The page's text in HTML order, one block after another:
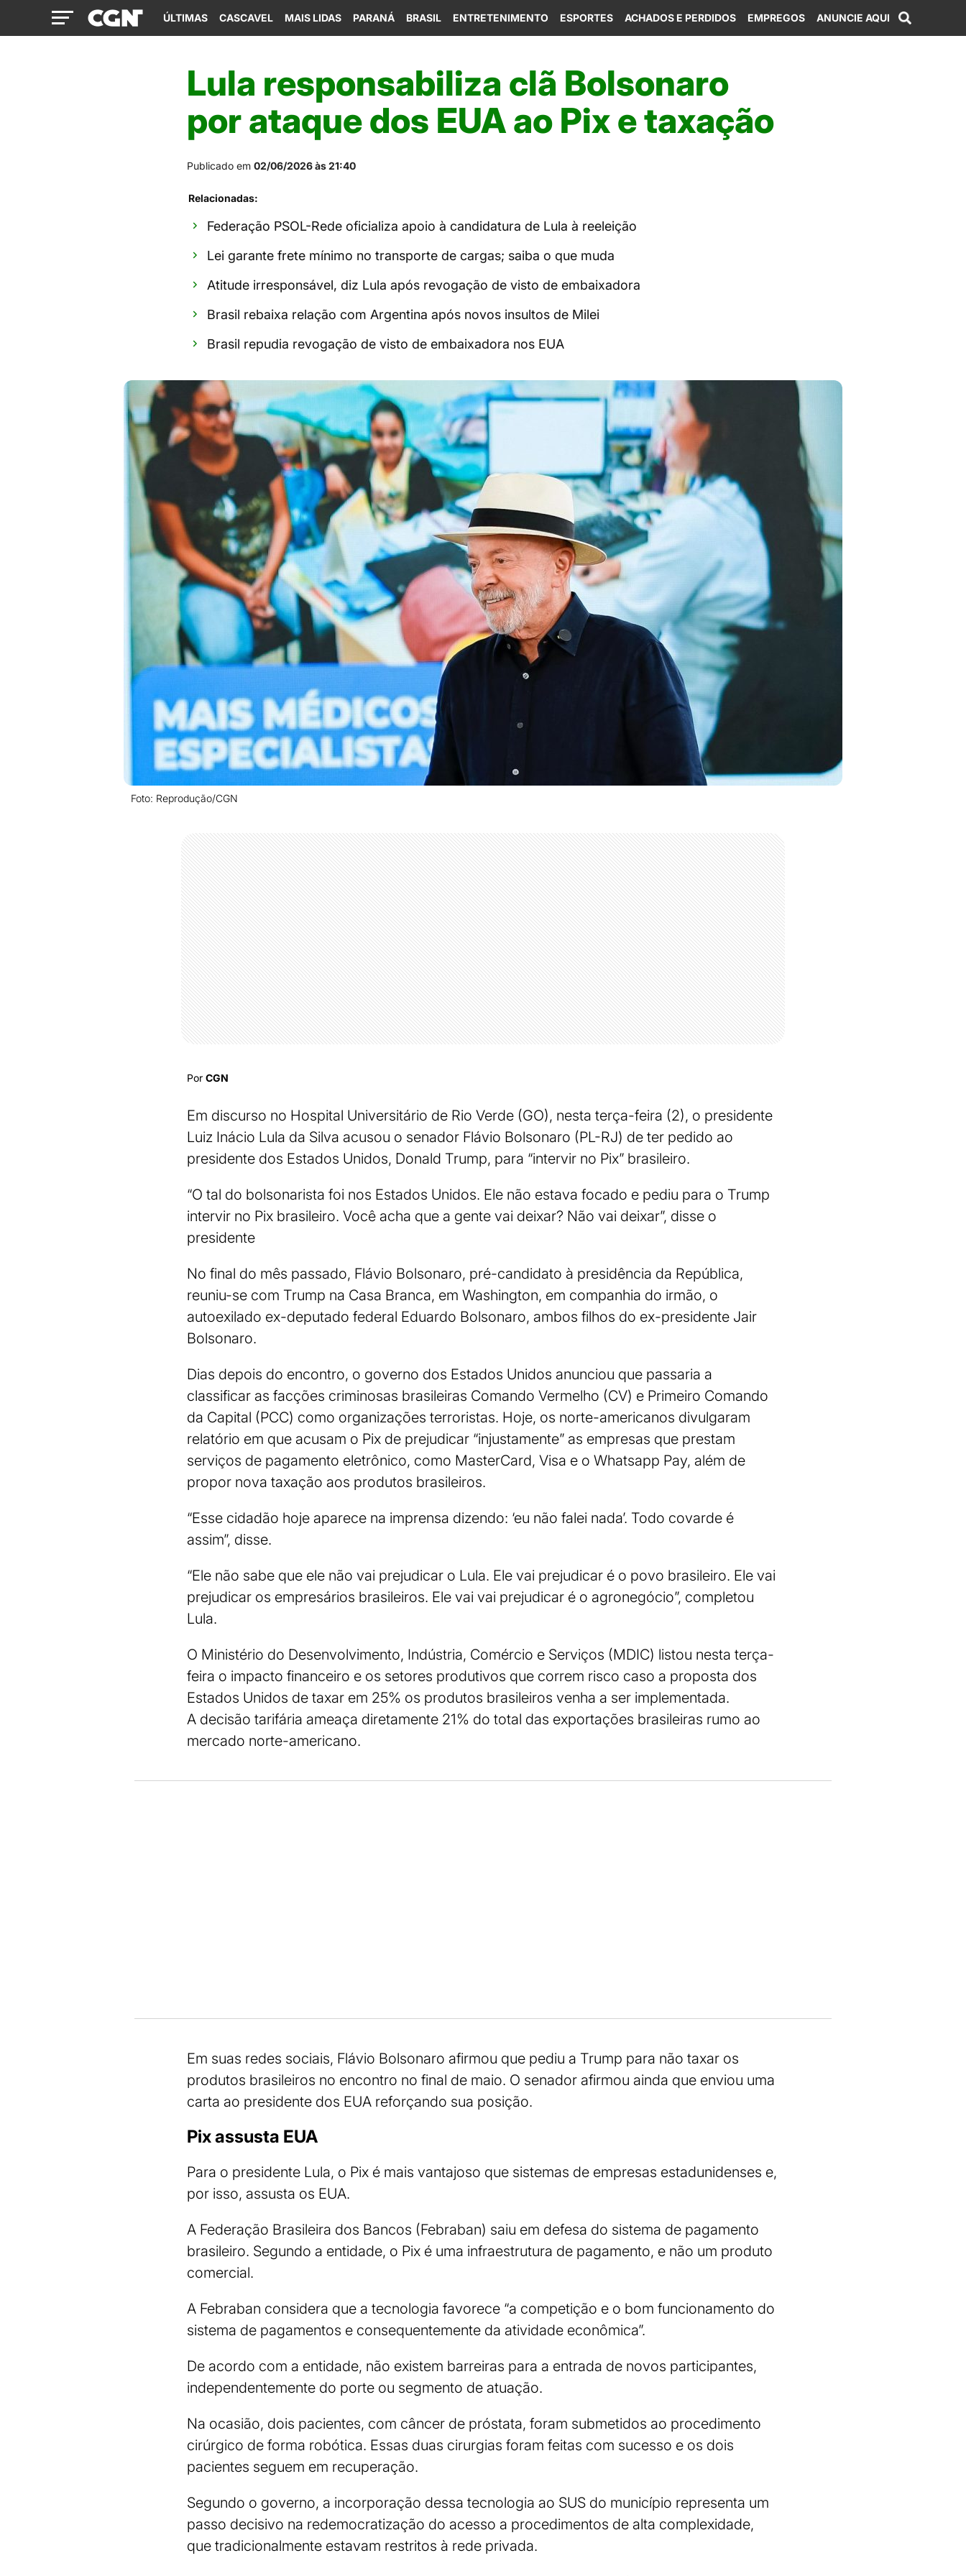
ÚLTIMAS CASCAVEL MAIS LIDAS PARANÁ BRASIL ENTRETENIMENTO ESPORTES ACHADOS E PERDIDOS EMPREGOS ANUNCIE AQUI
Lula responsabiliza clã Bolsonaro
por ataque dos EUA ao Pix e taxação
Publicado em 02/06/2026 às 21:40
Relacionadas:
Federação PSOL-Rede oficializa apoio à candidatura de Lula à reeleição
Lei garante frete mínimo no transporte de cargas; saiba o que muda
Atitude irresponsável, diz Lula após revogação de visto de embaixadora
Brasil rebaixa relação com Argentina após novos insultos de Milei
Brasil repudia revogação de visto de embaixadora nos EUA
Foto: Reprodução/CGN
Por CGN
Em discurso no Hospital Universitário de Rio Verde (GO), nesta terça-feira (2), o presidente
Luiz Inácio Lula da Silva acusou o senador Flávio Bolsonaro (PL-RJ) de ter pedido ao
presidente dos Estados Unidos, Donald Trump, para “intervir no Pix” brasileiro.
“O tal do bolsonarista foi nos Estados Unidos. Ele não estava focado e pediu para o Trump
intervir no Pix brasileiro. Você acha que a gente vai deixar? Não vai deixar”, disse o
presidente
No final do mês passado, Flávio Bolsonaro, pré-candidato à presidência da República,
reuniu-se com Trump na Casa Branca, em Washington, em companhia do irmão, o
autoexilado ex-deputado federal Eduardo Bolsonaro, ambos filhos do ex-presidente Jair
Bolsonaro.
Dias depois do encontro, o governo dos Estados Unidos anunciou que passaria a
classificar as facções criminosas brasileiras Comando Vermelho (CV) e Primeiro Comando
da Capital (PCC) como organizações terroristas. Hoje, os norte-americanos divulgaram
relatório em que acusam o Pix de prejudicar “injustamente” as empresas que prestam
serviços de pagamento eletrônico, como MasterCard, Visa e o Whatsapp Pay, além de
propor nova taxação aos produtos brasileiros.
“Esse cidadão hoje aparece na imprensa dizendo: ‘eu não falei nada’. Todo covarde é
assim”, disse.
“Ele não sabe que ele não vai prejudicar o Lula. Ele vai prejudicar é o povo brasileiro. Ele vai
prejudicar os empresários brasileiros. Ele vai vai prejudicar é o agronegócio”, completou
Lula.
O Ministério do Desenvolvimento, Indústria, Comércio e Serviços (MDIC) listou nesta terça-
feira o impacto financeiro e os setores produtivos que correm risco caso a proposta dos
Estados Unidos de taxar em 25% os produtos brasileiros venha a ser implementada.
A decisão tarifária ameaça diretamente 21% do total das exportações brasileiras rumo ao
mercado norte-americano.
Em suas redes sociais, Flávio Bolsonaro afirmou que pediu a Trump para não taxar os
produtos brasileiros no encontro no final de maio. O senador afirmou ainda que enviou uma
carta ao presidente dos EUA reforçando sua posição.
Pix assusta EUA
Para o presidente Lula, o Pix é mais vantajoso que sistemas de empresas estadunidenses e,
por isso, assusta os EUA.
A Federação Brasileira dos Bancos (Febraban) saiu em defesa do sistema de pagamento
brasileiro. Segundo a entidade, o Pix é uma infraestrutura de pagamento, e não um produto
comercial.
A Febraban considera que a tecnologia favorece “a competição e o bom funcionamento do
sistema de pagamentos e consequentemente da atividade econômica”.
De acordo com a entidade, não existem barreiras para a entrada de novos participantes,
independentemente do porte ou segmento de atuação.
Na ocasião, dois pacientes, com câncer de próstata, foram submetidos ao procedimento
cirúrgico de forma robótica. Essas duas cirurgias foram feitas com sucesso e os dois
pacientes seguem em recuperação.
Segundo o governo, a incorporação dessa tecnologia ao SUS do município representa um
passo decisivo na redemocratização do acesso a procedimentos de alta complexidade,
que tradicionalmente estavam restritos à rede privada.